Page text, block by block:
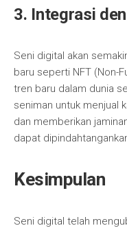
3. Integrasi
Seni digital akan
baru seperti NFT (Non-
tren baru dalam dunia
seniman untuk menjual
dan memberikan
dapat
Kesimpulan
Seni digital telah